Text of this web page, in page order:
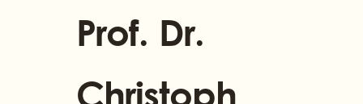
Prof. Dr.
Christoph